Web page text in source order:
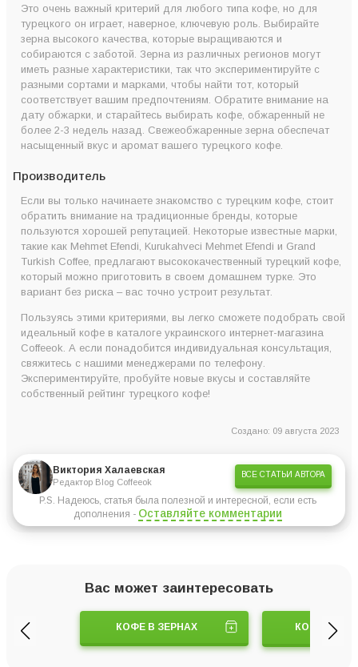
Это очень важный критерий для любого типа кофе, но для
турецкого он играет, наверное, ключевую роль. Выбирайте
зерна высокого качества, которые выращиваются и
собираются с заботой. Зерна из различных регионов могут
иметь разные характеристики, так что экспериментируйте с
разными сортами и марками, чтобы найти тот, который
соответствует вашим предпочтениям. Обратите внимание на
дату обжарки, и старайтесь выбирать кофе, обжаренный не
более 2-3 недель назад. Свежеобжаренные зерна обеспечат
насыщенный вкус и аромат вашего турецкого кофе.
Производитель
Если вы только начинаете знакомство с турецким кофе, стоит
обратить внимание на традиционные бренды, которые
пользуются хорошей репутацией. Некоторые известные марки,
такие как Mehmet Efendi, Kurukahveci Mehmet Efendi и Grand
Turkish Coffee, предлагают высококачественный турецкий кофе,
который можно приготовить в своем домашнем турке. Это
вариант без риска – вас точно устроит результат.
Пользуясь этими критериями, вы легко сможете подобрать свой
идеальный кофе в каталоге украинского интернет-магазина
Coffeeok. А если понадобится индивидуальная консультация,
свяжитесь с нашими менеджерами по телефону.
Экспериментируйте, пробуйте новые вкусы и составляйте
собственный рейтинг турецкого кофе!
Создано: 09 августа 2023
Виктория Халаевская
Редактор Blog Coffeeok
ВСЕ СТАТЬИ АВТОРА
P.S. Надеюсь, статья была полезной и интересной, если есть
дополнения - Оставляйте комментарии
Вас может заинтересовать
КОФЕ В ЗЕРНАХ КОФЕ